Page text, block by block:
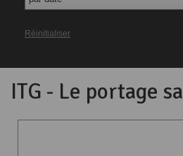
ITG - Le portage
Réinitialiser